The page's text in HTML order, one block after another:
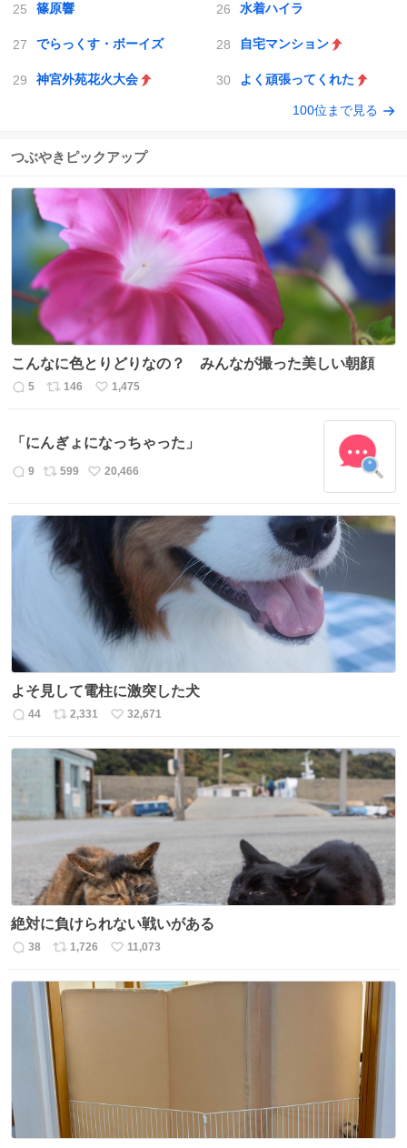
篠原響 水着ハイラ
でらっくす・ボーイズ 自宅マンション
神宮外苑花火大会 よく頑張ってくれた
100位まで見る
つぶやきピックアップ
こんなに色とりどりなの？ みんなが撮った美しい朝顔
返
数
5
リ
ス
ト
数
146
い
ね
数
1,475
「にんぎょになっちゃった」
返
数
9
リ
ス
ト
数
599
い
ね
20,466
よそ見して電柱に激突した犬
返
数
44
リ
ス
ト
数
2,331
い
ね
数
32,671
絶対に負けられない戦いがある
返
38
リ
ス
ト
数
1,726
い
ね
11,073